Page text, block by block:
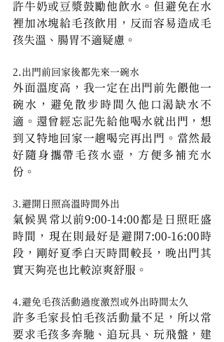
許牛奶或豆漿鼓勵他飲水。但避免在水
裡加冰塊給毛孩飲用，反而容易造成毛
孩失溫、腸胃不適疑慮。
2.出門前回家後都先來一碗水
外面溫度高，我一定在出門前先餵他一
碗水，避免散步時間久他口渴缺水不
適。還曾經忘記先給他喝水就出門，想
到又特地回家一趟喝完再出門。當然最
好隨身攜帶毛孩水壺，方便多補充水
份。
3.避開日照高溫時間外出
氣候異常以前9:00-14:00都是日照旺盛
時間，現在則最好是避開7:00-16:00時
段，剛好夏季白天時間較長，晚出門其
實天夠亮也比較涼爽舒服。
4.避免毛孩活動過度激烈或外出時間太久
許多毛家長怕毛孩活動量不足，所以常
要求毛孩多奔馳、追玩具、玩飛盤，建